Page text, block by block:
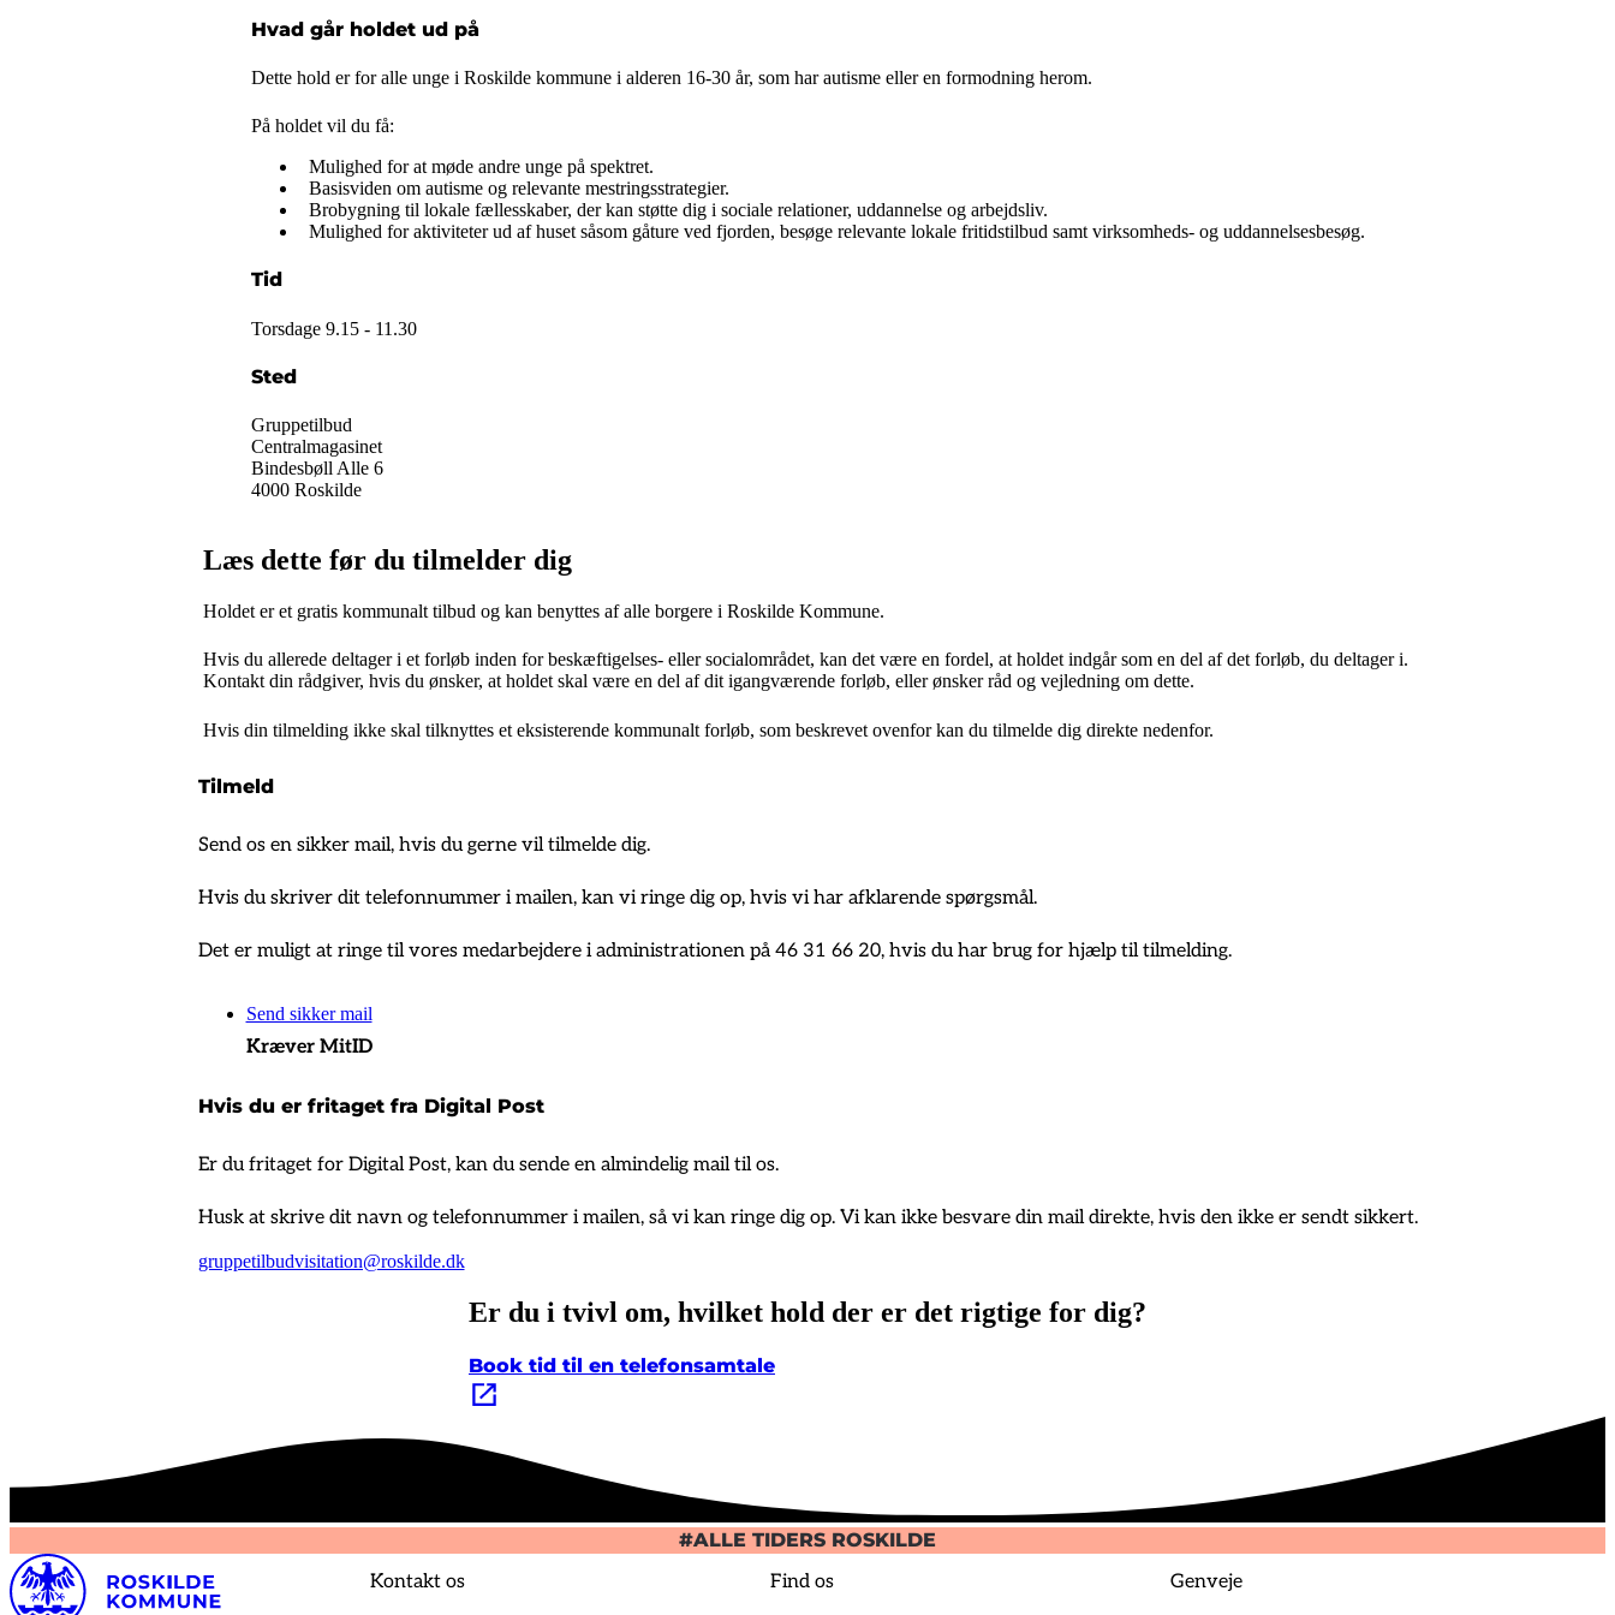
Hvad går holdet ud på
Dette hold er for alle unge i Roskilde kommune i alderen 16-30 år, som har autisme eller en formodning herom.
På holdet vil du få:
Mulighed for at møde andre unge på spektret.
Basisviden om autisme og relevante mestringsstrategier.
Brobygning til lokale fællesskaber, der kan støtte dig i sociale relationer, uddannelse og arbejdsliv.
Mulighed for aktiviteter ud af huset såsom gåture ved fjorden, besøge relevante lokale fritidstilbud samt virksomheds- og uddannelsesbesøg.
Tid
Torsdage 9.15 - 11.30
Sted
Gruppetilbud
Centralmagasinet
Bindesbøll Alle 6
4000 Roskilde
Læs dette før du tilmelder dig
Holdet er et gratis kommunalt tilbud og kan benyttes af alle borgere i Roskilde Kommune.
Hvis du allerede deltager i et forløb inden for beskæftigelses- eller socialområdet, kan det være en fordel, at holdet indgår som en del af det forløb, du deltager i.
Kontakt din rådgiver, hvis du ønsker, at holdet skal være en del af dit igangværende forløb, eller ønsker råd og vejledning om dette.
Hvis din tilmelding ikke skal tilknyttes et eksisterende kommunalt forløb, som beskrevet ovenfor kan du tilmelde dig direkte nedenfor.
Tilmeld
Send os en sikker mail, hvis du gerne vil tilmelde dig.
Hvis du skriver dit telefonnummer i mailen, kan vi ringe dig op, hvis vi har afklarende spørgsmål.
Det er muligt at ringe til vores medarbejdere i administrationen på 46 31 66 20, hvis du har brug for hjælp til tilmelding.
Send sikker mail
Kræver MitID
Hvis du er fritaget fra Digital Post
Er du fritaget for Digital Post, kan du sende en almindelig mail til os.
Husk at skrive dit navn og telefonnummer i mailen, så vi kan ringe dig op. Vi kan ikke besvare din mail direkte, hvis den ikke er sendt sikkert.
gruppetilbudvisitation@roskilde.dk
Er du i tvivl om, hvilket hold der er det rigtige for dig?
Book tid til en telefonsamtale
#ALLE TIDERS ROSKILDE
Kontakt os
Find os Genveje